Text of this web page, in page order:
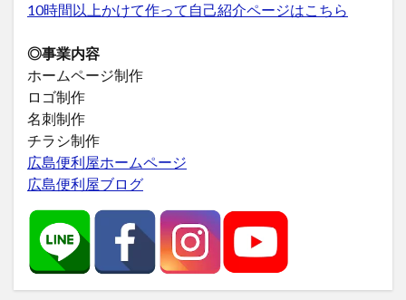
10時間以上かけて作って自己紹介ページはこちら
◎事業内容
ホームページ制作
ロゴ制作
名刺制作
チラシ制作
広島便利屋ホームページ
広島便利屋ブログ